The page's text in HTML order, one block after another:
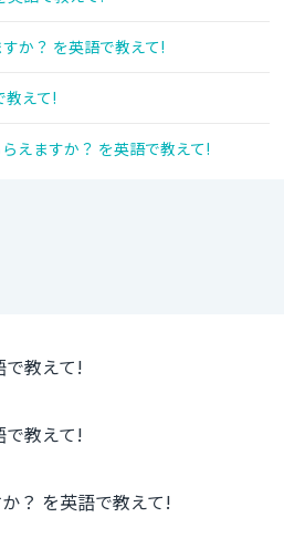
か？ を英語で教えて!
教えて!
えますか？ を英語で教えて!
で教えて!
で教えて!
？ を英語で教えて!